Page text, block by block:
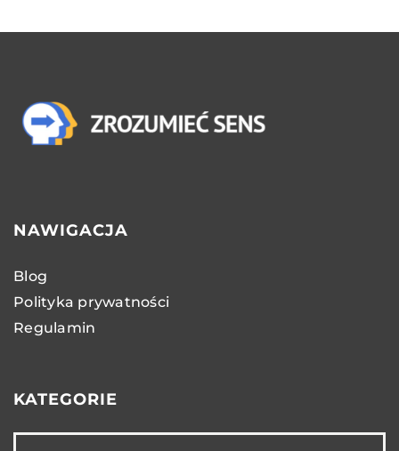
NAWIGACJA
Blog
Polityka prywatności
Regulamin
KATEGORIE